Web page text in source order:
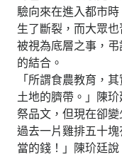
驗向來在進入都市
生了斷裂，而大眾
被視為底層之事，
的結合。
「所謂食農教育，
土地的臍帶。」陳
祭品文，但現在卻
過去一片雞排五十
當的錢！」陳玠廷